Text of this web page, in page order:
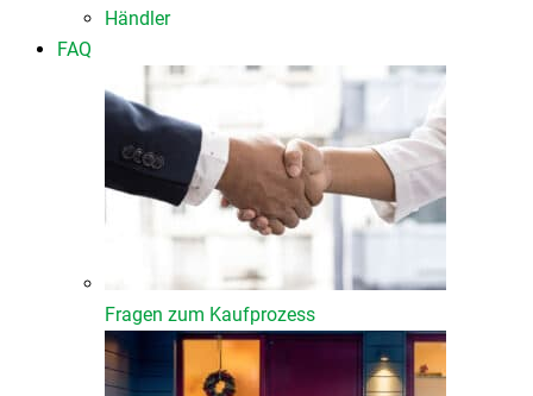
Händler
FAQ
Fragen zum Kaufprozess